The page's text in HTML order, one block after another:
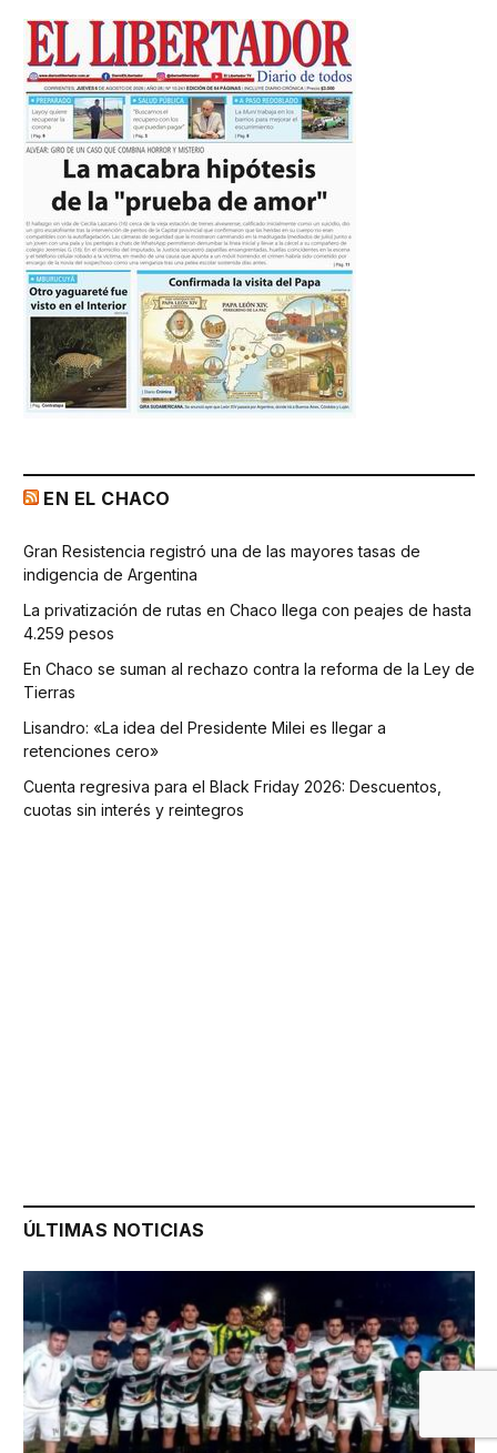
EN EL CHACO
Gran Resistencia registró una de las mayores tasas de
indigencia de Argentina
La privatización de rutas en Chaco llega con peajes de hasta
4.259 pesos
En Chaco se suman al rechazo contra la reforma de la Ley de
Tierras
Lisandro: «La idea del Presidente Milei es llegar a
retenciones cero»
Cuenta regresiva para el Black Friday 2026: Descuentos,
cuotas sin interés y reintegros
ÚLTIMAS NOTICIAS